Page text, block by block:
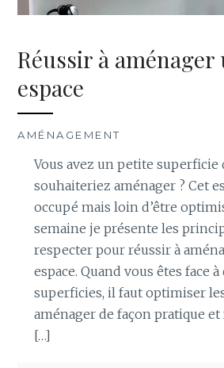
Réussir à
espace
AMÉNAGEMENT
Vous avez un petite superficie
souhaiteriez aménager ? Cet
occupé mais loin d’être
semaine je présente les
respecter pour réussir à
espace. Quand vous êtes face
superficies, il faut optimiser
aménager de façon pratique
[…]